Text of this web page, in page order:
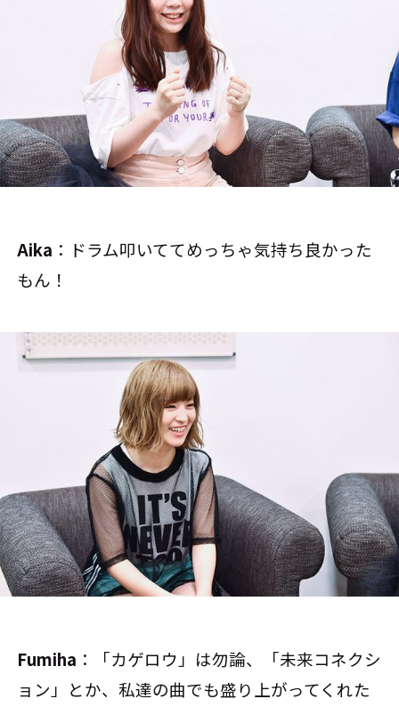
Aika ：ドラム叩いててめっちゃ気持ち良かった
もん！
Fumiha ：「カゲロウ」は勿論、「未来コネクシ
ョン」とか、私達の曲でも盛り上がってくれた